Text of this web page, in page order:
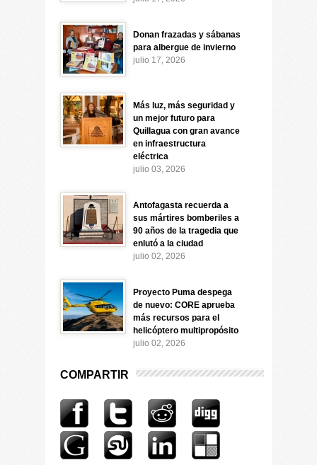
Donan frazadas y sábanas
para albergue de invierno
julio 17, 2026
Más luz, más seguridad y
un mejor futuro para
Quillagua con gran avance
en infraestructura
eléctrica
julio 03, 2026
Antofagasta recuerda a
sus mártires bomberiles a
90 años de la tragedia que
enlutó a la ciudad
julio 02, 2026
Proyecto Puma despega
de nuevo: CORE aprueba
más recursos para el
helicóptero multipropósito
julio 02, 2026
COMPARTIR